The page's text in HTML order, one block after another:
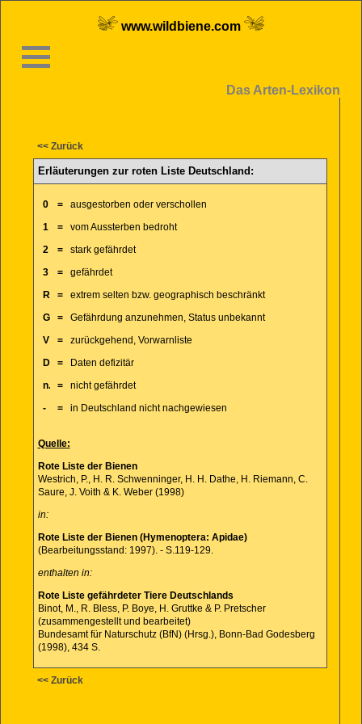
www.wildbiene.com
Das Arten-Lexikon
<< Zurück
Erläuterungen zur roten Liste Deutschland:
0 =
ausgestorben oder verschollen
1
=
vom Aussterben bedroht
2
=
stark gefährdet
3
=
gefährdet
R
=
extrem selten bzw. geographisch beschränkt
G
=
Gefährdung anzunehmen, Status unbekannt
V
=
zurückgehend, Vorwarnliste
D
=
Daten defizitär
n.
=
nicht gefährdet
-
= in Deutschland nicht nachgewiesen
Quelle:
Rote Liste der Bienen
Westrich, P., H. R. Schwenninger, H. H. Dathe, H. Riemann, C.
Saure, J. Voith & K. Weber (1998)
in:
Rote Liste der Bienen (Hymenoptera: Apidae)
(Bearbeitungsstand: 1997). - S.119-129.
enthalten in:
Rote Liste gefährdeter Tiere Deutschlands
Binot, M., R. Bless, P. Boye, H. Gruttke & P. Pretscher
(zusammengestellt und bearbeitet)
Bundesamt für Naturschutz (BfN) (Hrsg.), Bonn-Bad Godesberg
(1998), 434 S.
<< Zurück